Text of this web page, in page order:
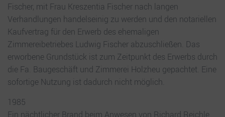
Fischer, mit Frau Kreszentia Fischer nach langen
Verhandlungen handelseinig zu werden und den notariellen
Kaufvertrag für den Erwerb des ehemaligen
Zimmereibetriebes Ludwig Fischer abzuschließen. Das
erworbene Grundstück ist zum Zeitpunkt des Erwerbs durch
die Fa. Baugeschäft und Zimmerei Holzheu gepachtet. Eine
sofortige Nutzung ist dadurch nicht möglich.
1985
Ein nächtlicher Brand beim Anwesen von Richard Reichle